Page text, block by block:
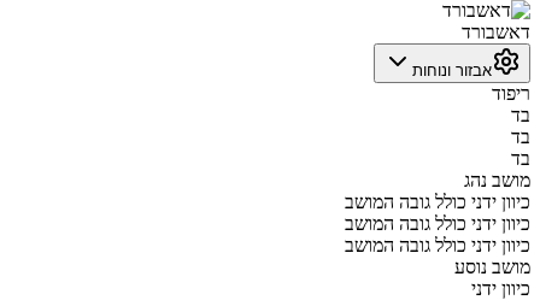
דאשבורד
אבזור ונוחות
ריפוד
בד
בד
בד
מושב נהג
כיוון ידני כולל גובה המושב
כיוון ידני כולל גובה המושב
כיוון ידני כולל גובה המושב
מושב נוסע
כיוון ידני